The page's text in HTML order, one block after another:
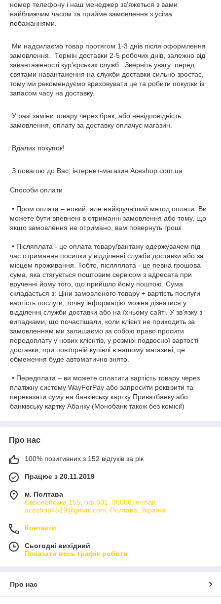
номер телефону і наш менеджер зв'яжеться з вами
найближчим часом та прийме замовлення з усіма
побажаннями.
Ми надсилаємо товар протягом 1-3 днів після оформлення
замовлення. Термін доставки 2-5 робочих днів, залежно від
завантаженості кур'єрських служб. Зверніть увагу: перед
святами навантаження на служби доставки сильно зростає,
тому ми рекомендуємо враховувати це та робити покупки із
запасом часу на доставку.
У разі заміни товару через брак, або невідповідність
замовлення, оплату за доставку оплачує магазин.
Вдалих покупок!
З повагою до Вас, інтернет-магазин Aceshop.com.ua
Способи оплати
• Пром оплата – новий, але найзручніший метод оплати. Ви
можете бути впевнені в отриманні замовлення або тому, що
якщо замовлення не отримано, вам повернуть гроші.
• Післяплата - це оплата товару/вантажу одержувачем під
час отримання посилки у відділенні служби доставки або за
місцем проживання. Тобто, післяплата - це певна грошова
сума, яка стягується поштовим сервісом з адресата при
врученні йому того, що прийшло йому поштою. Сума
складається з: Ціни замовленого товару + вартість послуги
вартість послуги, точну інформацію можна дізнатися у
відділенні служби доставки або на їхньому сайті. У зв'язку з
випадками, що почастішали, коли клієнт не приходить за
замовленням ми залишаємо за собою право просити
передоплату у нових клієнтів, у розмірі подвоєної вартості
доставки, при повторній купівлі в нашому магазині, це
обмеження буде автоматично знято.
• Передплата – ви можете сплатити вартість товару через
платіжну систему WayForPay або запросити реквізити та
переказати суму на банківську картку Приватбанку або
банківську картку Абанку (Монобанк також без комісії)
Про нас
100% позитивних з 152 відгуків за рік
Працює з 20.11.2019
м. Полтава
Європейська,155, оф.601, 36008, e-mail:
aceshop4519@gmail.com, Полтава, Україна
Контакти
Сьогодні вихідний
Показати весь графік роботи
Про нас